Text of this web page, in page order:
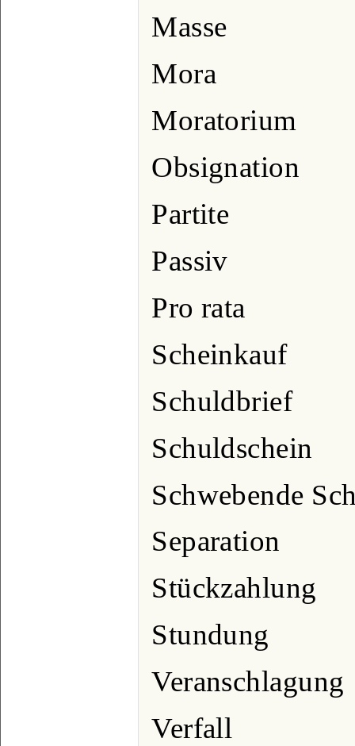
Masse
Mora
Moratorium
Obsignation
Partite
Passiv
Pro rata
Scheinkauf
Schuldbrief
Schuldschein
Schwebende
Separation
Stückzahlung
Stundung
Veranschlagung
Verfall